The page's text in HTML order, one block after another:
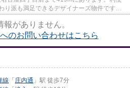
り派も満足できるデザイナーズ物件です。
報がありません。
のお問い合わせはこちら
線 「 庄内通 」駅 徒歩7分